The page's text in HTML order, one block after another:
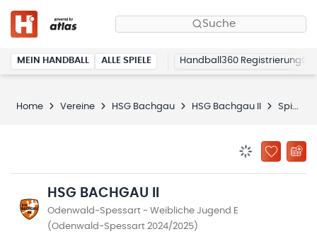
Suche
MEIN HANDBALL ALLE SPIELE Handball360 Registrierung
Home Vereine HSG Bachgau HSG Bachgau II Spielplan
ZU
HSG BACHGAU II
Odenwald-Spessart - Weibliche Jugend E
(Odenwald-Spessart 2024/2025)